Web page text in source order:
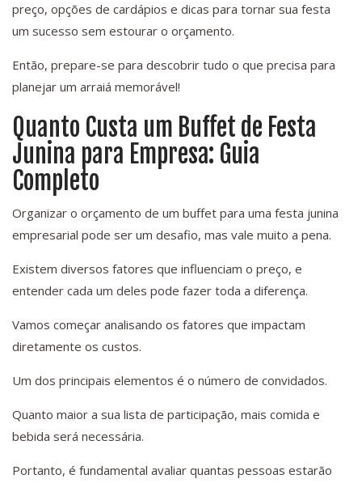
preço, opções de cardápios e dicas para tornar sua festa
um sucesso sem estourar o orçamento.
Então, prepare-se para descobrir tudo o que precisa para
planejar um arraiá memorável!
Quanto Custa um Buffet de Festa
Junina para Empresa: Guia
Completo
Organizar o orçamento de um buffet para uma festa junina
empresarial pode ser um desafio, mas vale muito a pena.
Existem diversos fatores que influenciam o preço, e
entender cada um deles pode fazer toda a diferença.
Vamos começar analisando os fatores que impactam
diretamente os custos.
Um dos principais elementos é o número de convidados.
Quanto maior a sua lista de participação, mais comida e
bebida será necessária.
Portanto, é fundamental avaliar quantas pessoas estarão